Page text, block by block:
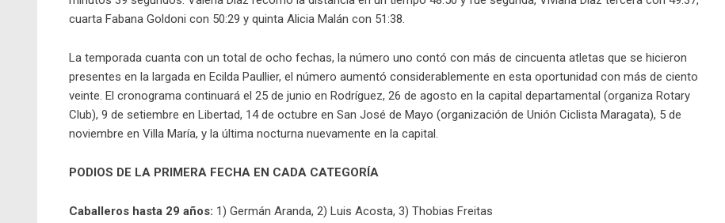
cuarta Fabana Goldoni con 50:29 y quinta Alicia Malán con 51:38.
La temporada cuanta con un total de ocho fechas, la número uno contó con más de cincuenta atletas que se hicieron
presentes en la largada en Ecilda Paullier, el número aumentó considerablemente en esta oportunidad con más de ciento
veinte. El cronograma continuará el 25 de junio en Rodríguez, 26 de agosto en la capital departamental (organiza Rotary
Club), 9 de setiembre en Libertad, 14 de octubre en San José de Mayo (organización de Unión Ciclista Maragata), 5 de
noviembre en Villa María, y la última nocturna nuevamente en la capital.
PODIOS DE LA PRIMERA FECHA EN CADA CATEGORÍA
Caballeros hasta 29 años: 1) Germán Aranda, 2) Luis Acosta, 3) Thobias Freitas